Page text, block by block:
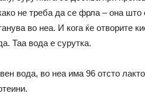
не треба да се фрла – она што
во неа. И кога ќе отворите
Таа вода е сурутка.
вода, во неа има 96 отсто